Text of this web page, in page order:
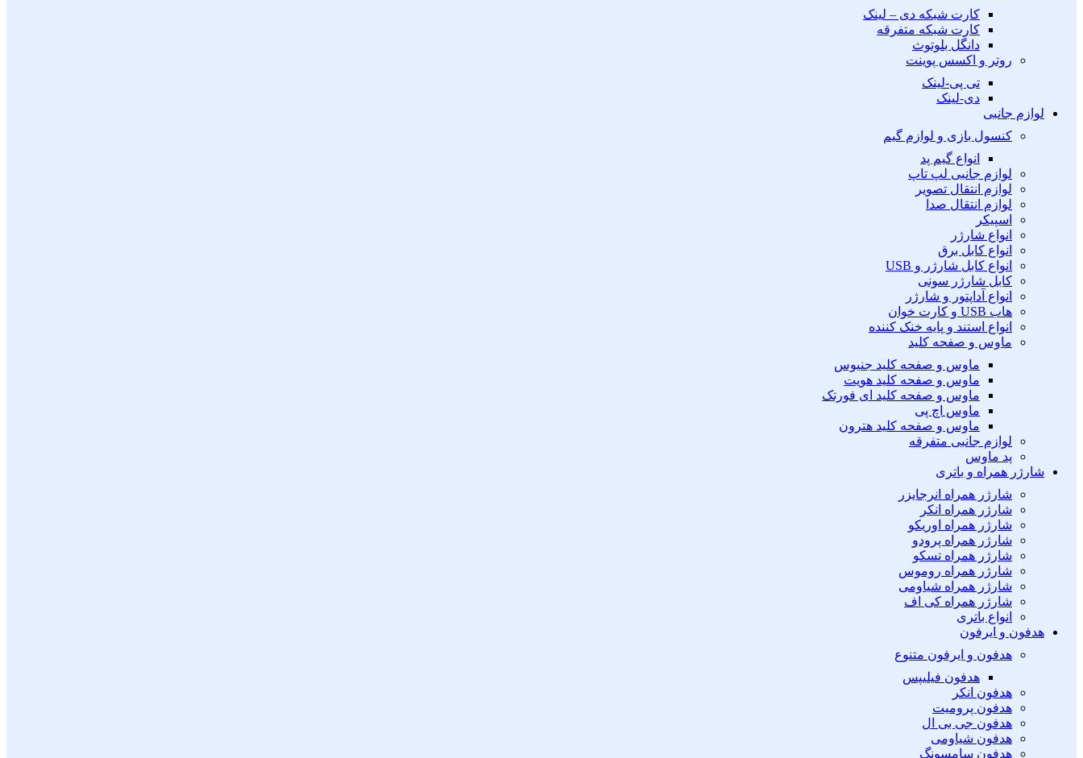
کارت شبکه دی – لینک
کارت شبکه متفرقه
دانگل بلوتوث
روتر و اکسس پوینت
تی پی-لینک
دی-لینک
لوازم جانبی
کنسول بازی و لوازم گیم
انواع گیم پد
لوازم جانبی لپ تاپ
لوازم انتقال تصویر
لوازم انتقال صدا
اسپیکر
انواع شارژر
انواع کابل برق
انواع کابل شارژر و USB
کابل شارژر سونی
انواع آداپتور و شارژر
هاب USB و کارت خوان
انواع استند و پایه خنک کننده
ماوس و صفحه کلید
ماوس و صفحه کلید جنیوس
ماوس و صفحه کلید هویت
ماوس و صفحه کلید ای فورتک
ماوس اچ پی
ماوس و صفحه کلید هترون
لوازم جانبی متفرقه
پد ماوس
شارژر همراه و باتری
شارژر همراه انرجایزر
شارژر همراه انکر
شارژر همراه اوریکو
شارژر همراه پرودو
شارژر همراه تسکو
شارژر همراه روموس
شارژر همراه شیاومی
شارژر همراه کی اف
انواع باتری
هدفون و ایرفون
هدفون و ایرفون متنوع
هدفون فیلیپس
هدفون انکر
هدفون پرومیت
هدفون جی بی ال
هدفون شیاومی
هدفون سامسونگ